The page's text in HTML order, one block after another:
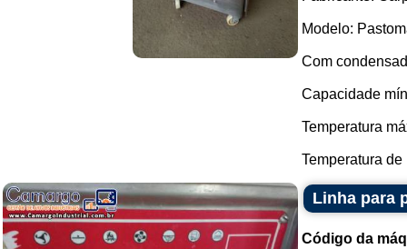
Modelo:
Com
Capacidade
Temperatura
Temperatura de
Linha para
Código da